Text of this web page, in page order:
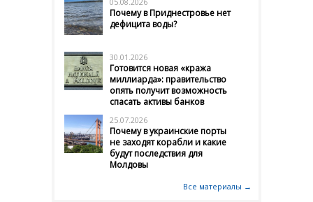
Почему в Приднестровье нет
дефицита воды?
30.01.2026
Готовится новая «кража
миллиарда»: правительство
опять получит возможность
спасать активы банков
25.07.2026
Почему в украинские порты
не заходят корабли и какие
будут последствия для
Молдовы
Все материалы →